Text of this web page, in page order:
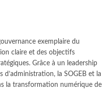
exemplaire du
claire et des objectifs
Grâce à un leadership
d’administration, la SOGEB et la
la transformation numérique de